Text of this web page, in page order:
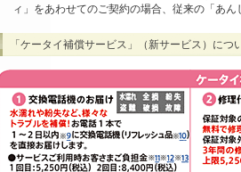
ィ」をあわせてのご契約の場合、従来の「あ
「ケータイ補償サービス」（新サービス）につ